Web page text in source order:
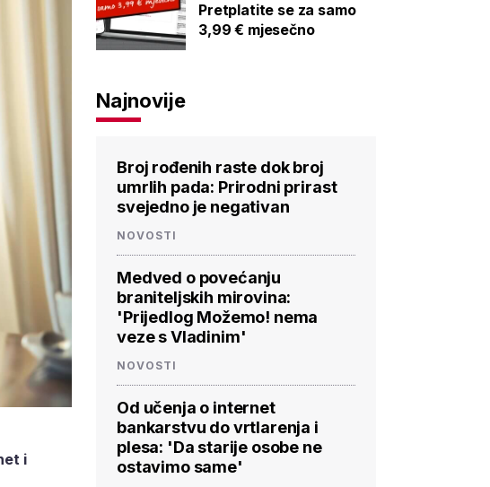
i
Pretplatite se za samo
3,99 € mjesečno
Najnovije
Broj rođenih raste dok broj
umrlih pada: Prirodni prirast
svejedno je negativan
NOVOSTI
Medved o povećanju
braniteljskih mirovina:
'Prijedlog Možemo! nema
veze s Vladinim'
NOVOSTI
Od učenja o internet
bankarstvu do vrtlarenja i
plesa: 'Da starije osobe ne
ostavimo same'